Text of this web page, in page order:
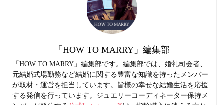
「HOW TO MARRY」編集部
「HOW TO MARRY」編集部です。編集部では、婚礼司会者、
元結婚式場勤務など結婚に関する豊富な知識を持ったメンバー
が取材・運営を担当しています。皆様の幸せな結婚生活を応援
する発信を行っています。ジュエリーコーディネーター保持メ